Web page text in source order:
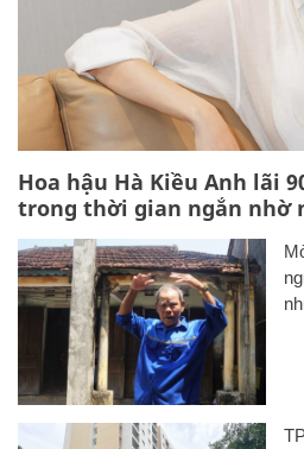
Hoa hậu Hà Kiều Anh lãi
trong thời gian ngắn nhờ